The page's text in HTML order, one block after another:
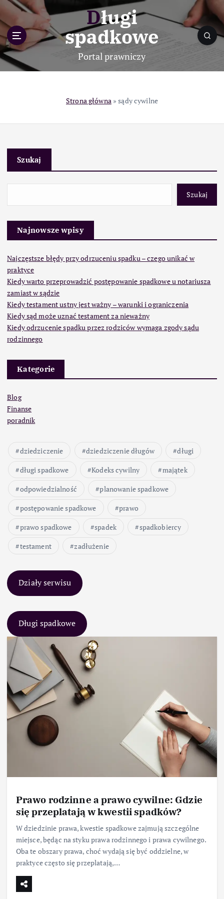
p
o
c
Długi
spadkowe
Portal prawniczy
Strona główna»sądy cywilne
Szukaj
Szukaj
Najnowsze wpisy
Najczęstsze błędy przy odrzuceniu spadku – czego unikać w
praktyce
Kiedy warto przeprowadzić postępowanie spadkowe u notariusza
zamiast w sądzie
Kiedy testament ustny jest ważny – warunki i ograniczenia
Kiedy sąd może uznać testament za nieważny
Kiedy odrzucenie spadku przez rodziców wymaga zgody sądu
rodzinnego
Kategorie
Blog
Finanse
poradnik
dziedziczenie dziedziczenie długów
długi
długi spadkowe
Kodeks cywilny
majątek
odpowiedzialność
planowanie spadkowe
postępowanie spadkowe
prawo
prawo spadkowe
spadek
spadkobiercy
testament
zadłużenie
Działy serwisu
Długi spadkowe
Prawo rodzinne a prawo cywilne: Gdzie
się przeplatają w kwestii spadków?
W dziedzinie prawa, kwestie spadkowe zajmują szczególne
miejsce, będąc na styku prawa rodzinnego i prawa cywilnego.
Oba te obszary prawa, choć wydają się być oddzielne, w
praktyce często się przeplatają,…